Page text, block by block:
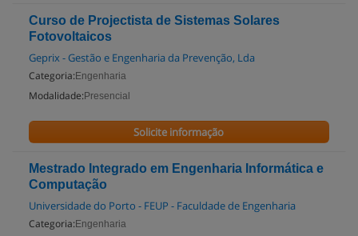
Curso de Projectista de Sistemas Solares
Fotovoltaicos
Geprix - Gestão e Engenharia da Prevenção, Lda
Categoria: Engenharia
Modalidade: Presencial
Solicite informação
Mestrado Integrado em Engenharia Informática e
Computação
Universidade do Porto - FEUP - Faculdade de Engenharia
Categoria: Engenharia